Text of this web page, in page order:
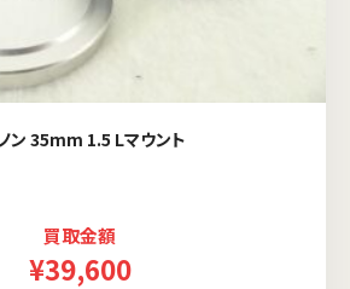
ン 35mm 1.5 Lマウント
買取金額
¥39,600